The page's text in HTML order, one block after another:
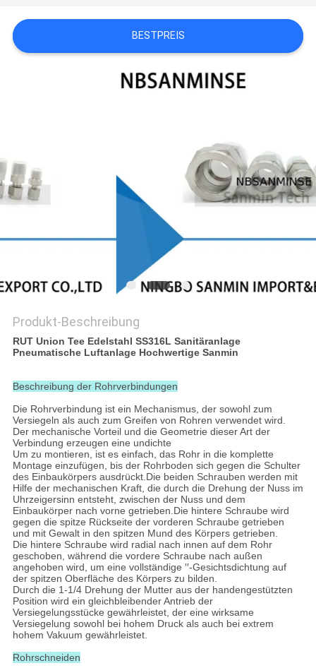
ZITAT
BESTPREIS
Produkt-Beschreibung
RUT Union Tee Edelstahl SS316L Sanitäranlage
Pneumatische Luftanlage Hochwertige Sanmin
Beschreibung der Rohrverbindungen
Die Rohrverbindung ist ein Mechanismus, der sowohl zum
Versiegeln als auch zum Greifen von Rohren verwendet wird.
Der mechanische Vorteil und die Geometrie dieser Art der
Verbindung erzeugen eine undichte
Um zu montieren, ist es einfach, das Rohr in die komplette
Montage einzufügen, bis der Rohrboden sich gegen die Schulter
des Einbaukörpers ausdrückt.Die beiden Schrauben werden mit
Hilfe der mechanischen Kraft, die durch die Drehung der Nuss im
Uhrzeigersinn entsteht, zwischen der Nuss und dem
Einbaukörper nach vorne getrieben.Die hintere Schraube wird
gegen die spitze Rückseite der vorderen Schraube getrieben
und mit Gewalt in den spitzen Mund des Körpers getrieben.
Die hintere Schraube wird radial nach innen auf dem Rohr
geschoben, während die vordere Schraube nach außen
angehoben wird, um eine vollständige ′′-Gesichtsdichtung auf
der spitzen Oberfläche des Körpers zu bilden.
Durch die 1-1/4 Drehung der Mutter aus der handengestützten
Position wird ein gleichbleibender Antrieb der
Versiegelungsstücke gewährleistet, der eine wirksame
Versiegelung sowohl bei hohem Druck als auch bei extrem
hohem Vakuum gewährleistet.
Rohrschneiden